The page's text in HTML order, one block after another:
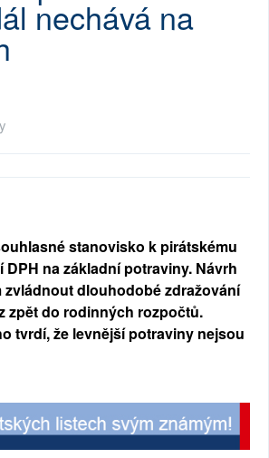
nechává na
stanovisko k pirátskému
DPH na základní potraviny. Návrh
zvládnout dlouhodobé zdražování
zpět do rodinných rozpočtů.
tvrdí, že levnější potraviny nejsou